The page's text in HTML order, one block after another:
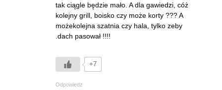
tak ciągle będzie mało. A dla gawiedzi, cóż
kolejny grill, boisko czy może korty ??? A
możekolejna szatnia czy hala, tylko zeby
.dach pasował !!!!
+7
Odpowiedz